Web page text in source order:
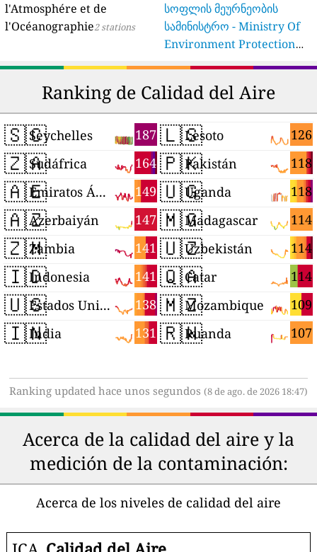
l'Atmosphére et de
l'Océanographie2 stations
სოფლის მეურნეობის
სამინისტრო - Ministry Of
Environment Protection
Ranking de Calidad del Aire
🇸🇨 187
Seychelles
🇿🇦 164
Sudáfrica
🇦🇪 149
Emiratos Árabes Unidos
🇦🇿 147
Azerbaiyán
🇿🇲 141
Zambia
🇮🇩 141
Indonesia
🇺🇸 138
Estados Unidos
🇮🇳 131
India
🇱🇸 126
Lesoto
🇵🇰 118
Pakistán
🇺🇬 118
Uganda
🇲🇬 114
Madagascar
🇺🇿 114
Uzbekistán
🇶🇦 114
Catar
🇲🇿 109
Mozambique
🇷🇼 107
Ruanda
Ranking updated hace unos segundos (8 de ago. de 2026 18:47)
Acerca de la calidad del aire y la
medición de la contaminación:
Acerca de los niveles de calidad del aire